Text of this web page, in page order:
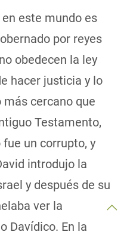
este mundo es
por reyes
obedecen la ley
hacer justicia y lo
cercano que
Testamento,
un corrupto, y
introdujo la
y después de su
ver la
Davídico. En la